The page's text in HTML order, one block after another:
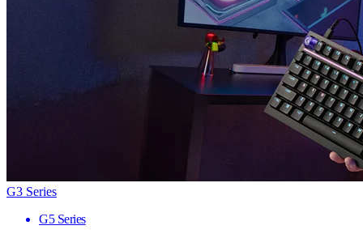
G3 Series
G5 Series